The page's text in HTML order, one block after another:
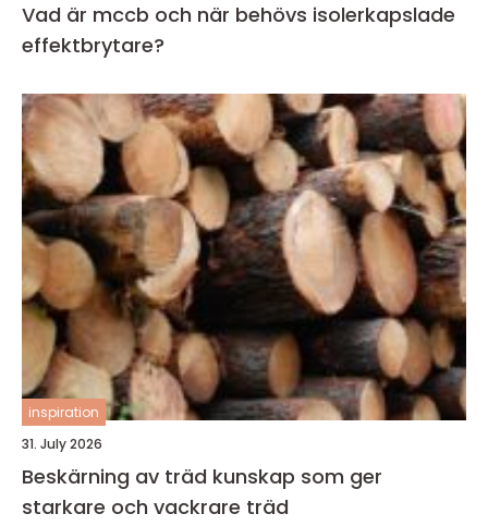
Vad är mccb och när behövs isolerkapslade
effektbrytare?
inspiration
31. July 2026
Beskärning av träd kunskap som ger
starkare och vackrare träd